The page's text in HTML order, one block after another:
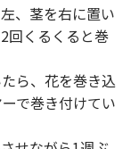
、茎を右に置い
回くるくると巻
ら、花を巻き込
で巻き付けてい